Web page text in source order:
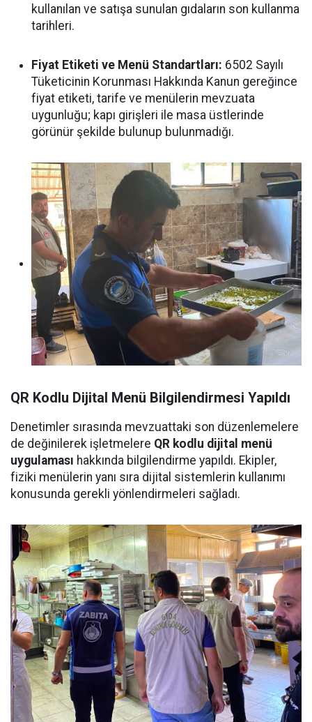
kullanılan ve satışa sunulan gıdaların son kullanma
tarihleri.
Fiyat Etiketi ve Menü Standartları: 6502 Sayılı
Tüketicinin Korunması Hakkında Kanun gereğince
fiyat etiketi, tarife ve menülerin mevzuata
uygunluğu; kapı girişleri ile masa üstlerinde
görünür şekilde bulunup bulunmadığı.
QR Kodlu Dijital Menü Bilgilendirmesi Yapıldı
Denetimler sırasında mevzuattaki son düzenlemelere
de değinilerek işletmelere QR kodlu dijital menü
uygulaması hakkında bilgilendirme yapıldı. Ekipler,
fiziki menülerin yanı sıra dijital sistemlerin kullanımı
konusunda gerekli yönlendirmeleri sağladı.